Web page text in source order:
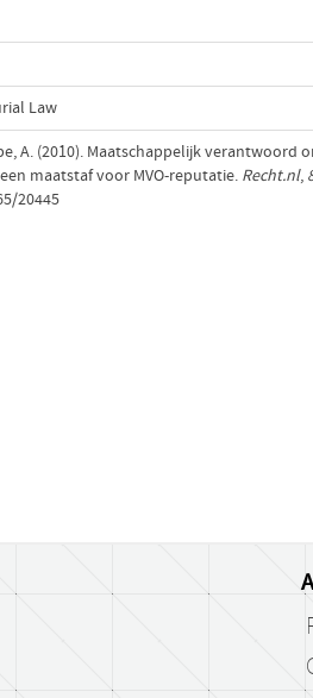
Law
A. (2010). Maatschappelijk verantwoord
maatstaf voor MVO-reputatie. Recht.nl,
20445